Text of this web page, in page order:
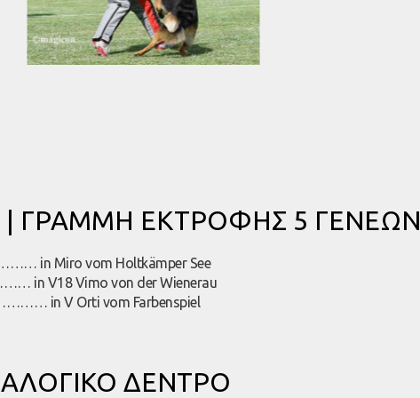
| ΓΡΑΜΜΗ ΕΚΤΡΟΦΗΣ 5 ΓΕΝΕΩΝ
Miro vom Holtkämper See
Vimo von der Wienerau
V Orti vom Farbenspiel
ΔΕΝΤΡΟ